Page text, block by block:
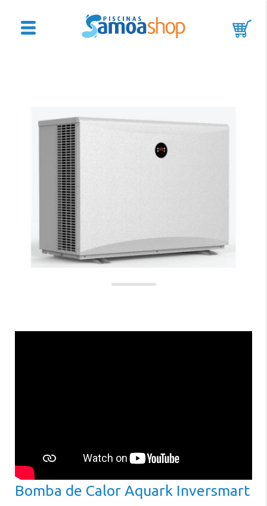
Accesorios
Accesorios
Instalación
Bomba de Calor Aquark Inversmart